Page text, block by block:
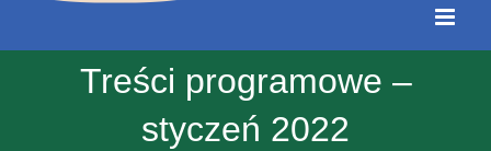
Treści programowe –
styczeń 2022